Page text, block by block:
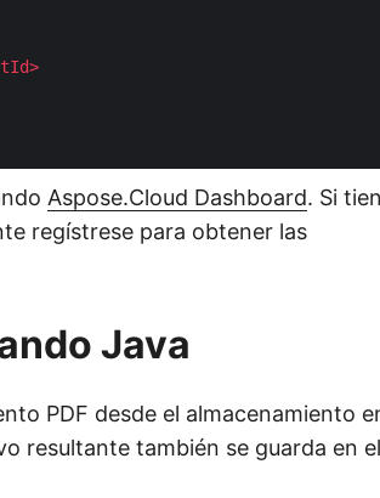
>
Aspose.Cloud Dashboard. Si
regístrese para obtener las
Java
PDF desde el almacenamiento
resultante también se guarda en el